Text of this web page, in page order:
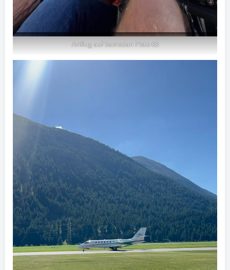
Anflug auf Samedan Piste 03